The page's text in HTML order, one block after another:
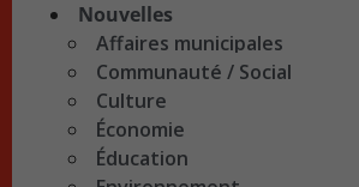
Nouvelles
Affaires municipales
Communauté / Social
Culture
Économie
Éducation